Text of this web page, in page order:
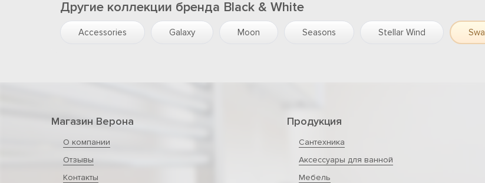
Другие коллекции бренда Black & White
Accessories Galaxy Moon Seasons Stellar Wind
Магазин Верона
О компании
Отзывы
Контакты
Продукция
Сантехника
Аксессуары для ванной
Мебель